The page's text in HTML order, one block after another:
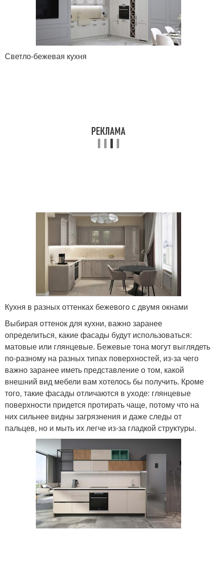
Светло-бежевая кухня
Кухня в разных оттенках бежевого с двумя окнами
Выбирая оттенок для кухни, важно заранее
определиться, какие фасады будут использоваться:
матовые или глянцевые. Бежевые тона могут выглядеть
по-разному на разных типах поверхностей, из-за чего
важно заранее иметь представление о том, какой
внешний вид мебели вам хотелось бы получить. Кроме
того, такие фасады отличаются в уходе: глянцевые
поверхности придется протирать чаще, потому что на
них сильнее видны загрязнения и даже следы от
пальцев, но и мыть их легче из-за гладкой структуры.